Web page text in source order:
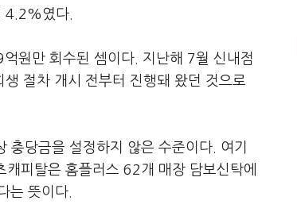
4.2%였다.
원만 회수된 셈이다. 지난해 7월 신내점
절차 개시 전부터 진행돼 왔던 것으로
당금을 설정하지 않은 수준이다. 여기
피탈은 홈플러스 62개 매장 담보신탁에
는 뜻이다.